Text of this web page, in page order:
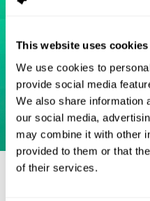
This website uses cookies
We use cookies to
provide social media
We also share information
our social media,
may combine it with other
provided to them or that
of their services.
βιβλιογραφικές αναφορές